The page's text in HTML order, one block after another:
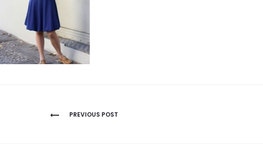
Beitragsnavigation
PREVIOUS POST